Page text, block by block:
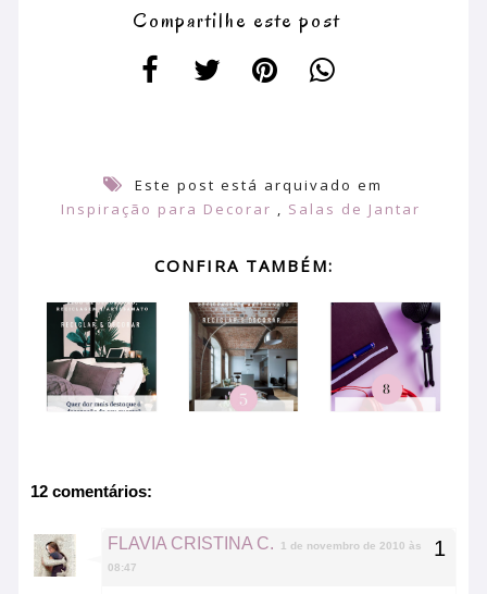
Compartilhe este post
Este post está arquivado em
Inspiração para Decorar , Salas de Jantar
CONFIRA TAMBÉM:
12 comentários:
FLAVIA CRISTINA C.
1 de novembro de 2010 às
08:47